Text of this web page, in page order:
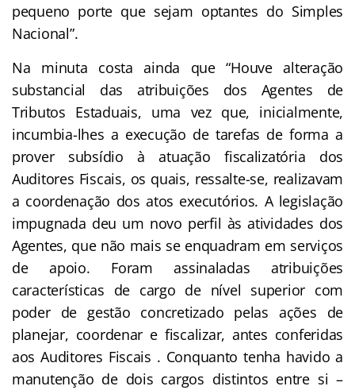
pequeno porte que sejam optantes do Simples
Nacional”.
Na minuta costa ainda que “Houve alteração
substancial das atribuições dos Agentes de
Tributos Estaduais, uma vez que, inicialmente,
incumbia-lhes a execução de tarefas de forma a
prover subsídio à atuação fiscalizatória dos
Auditores Fiscais, os quais, ressalte-se, realizavam
a coordenação dos atos executórios. A legislação
impugnada deu um novo perfil às atividades dos
Agentes, que não mais se enquadram em serviços
de apoio. Foram assinaladas atribuições
características de cargo de nível superior com
poder de gestão concretizado pelas ações de
planejar, coordenar e fiscalizar, antes conferidas
aos Auditores Fiscais . Conquanto tenha havido a
manutenção de dois cargos distintos entre si –